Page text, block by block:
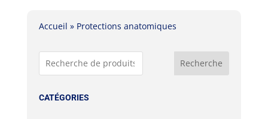
Accueil » Protections anatomiques
Recherche
CATÉGORIES